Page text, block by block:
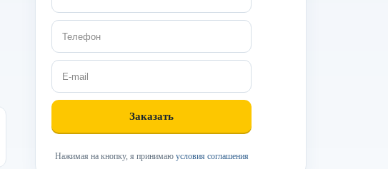
Нажимая на кнопку, я принимаю условия соглашения